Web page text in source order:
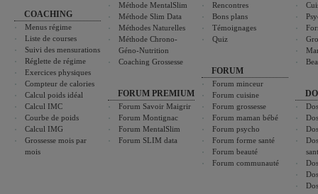
COACHING
Menus régime
Liste de courses
Suivi des mensurations
Réglette de régime
Exercices physiques
Compteur de calories
Calcul poids idéal
Calcul IMC
Courbe de poids
Calcul IMG
Grossesse mois par
mois
Méthode MentalSlim
Méthode Slim Data
Méthodes Naturelles
Méthode Chrono-
Géno-Nutrition
Coaching Grossesse
FORUM PREMIUM
Forum Savoir Maigrir
Forum Montignac
Forum MentalSlim
Forum SLIM data
Rencontres
Bons plans
Témoignages
Quiz
FORUM
Forum minceur
Forum cuisine
Forum grossesse
Forum maman bébé
Forum psycho
Forum forme santé
Forum beauté
Forum communauté